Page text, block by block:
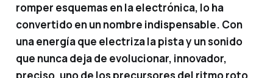
romper esquemas en la electrónica, lo ha
convertido en un nombre indispensable. Con
una energía que electriza la pista y un sonido
que nunca deja de evolucionar, innovador,